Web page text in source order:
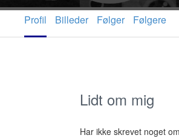
Profil Billeder Følger Følgere
Lidt om mig
Har ikke skrevet noget